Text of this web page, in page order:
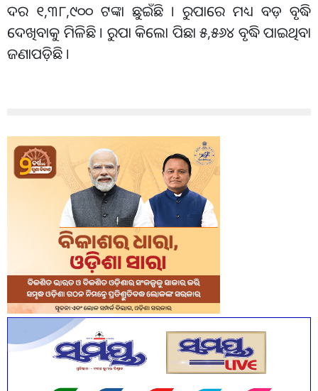
ଦର ୧,୩୮,୯୦୦ ଟଙ୍କା ଛୁଇଁଛି । ରୁପାରେ ମଧ୍ୟ ବଡ଼ ବୃଦ୍ଧି
ଦେଖିବାକୁ ମିଳିଛି । ରୁପା କିଲୋ ପିଛା ୫,୫୬୪ ବୃଦ୍ଧି ପାଇଥିବା
ଜଣାପଡ଼ିଛି ।